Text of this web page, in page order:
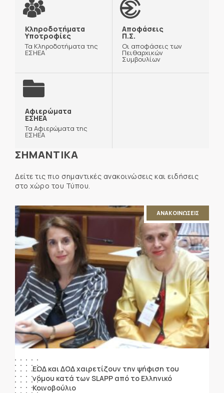
Κληροδοτήματα
Υποτροφίες
Τα Κληροδοτήματα της
ΕΣΗΕΑ
Αποφάσεις
Π.Σ.
Οι αποφάσεις των
Πειθαρχικών
Συμβουλίων
Αφιερώματα
ΕΣΗΕΑ
Τα Αφιερώματα της
ΕΣΗΕΑ
ΣΗΜΑΝΤΙΚΑ
Δείτε τις πιο σημαντικές ανακοινώσεις και ειδήσεις
στο χώρο του Τύπου.
ΑΝΑΚΟΙΝΩΣΕΙΣ
ΕΟΔ και ΔΟΔ χαιρετίζουν την ψήφιση του
νόμου κατά των SLAPP από το Ελληνικό
Κοινοβούλιο